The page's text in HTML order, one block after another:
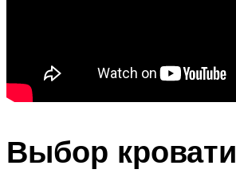
Выбор кровати